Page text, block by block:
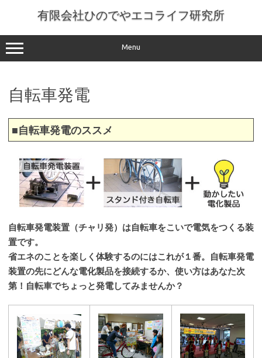
へ
ス
有限会社ひのでやエコライフ研究所
Menu
自転車発電
■自転車発電のススメ
自転車発電装置（チャリ発）は自転車をこいで電気をつくる装
置です。
省エネのことを楽しく体験するのにはこれが１番。自転車発電
装置の先にどんな電化製品を接続するか、使い方はあなた次
第！自転車でちょっと発電してみませんか？